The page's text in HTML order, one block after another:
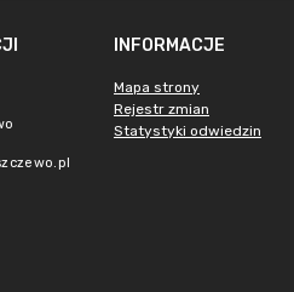
INFORMACJE
Mapa strony
Rejestr zmian
Statystyki odwiedzin